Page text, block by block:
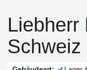
Liebherr
Schweiz